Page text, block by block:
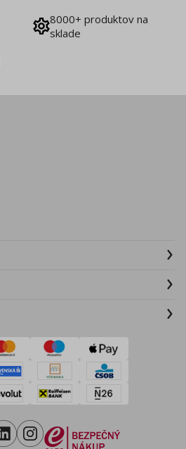
8000+ produktov na
sklade